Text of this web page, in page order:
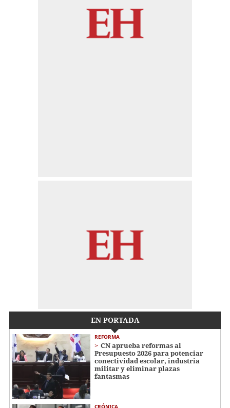
EN PORTADA
REFORMA
CN aprueba reformas al
Presupuesto 2026 para potenciar
conectividad escolar, industria
militar y eliminar plazas
fantasmas